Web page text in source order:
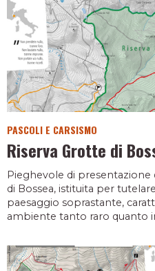
PASCOLI E CARSISMO
Riserva Grotte di
Pieghevole di presentazione
di Bossea, istituita per
paesaggio soprastante,
ambiente tanto raro quanto